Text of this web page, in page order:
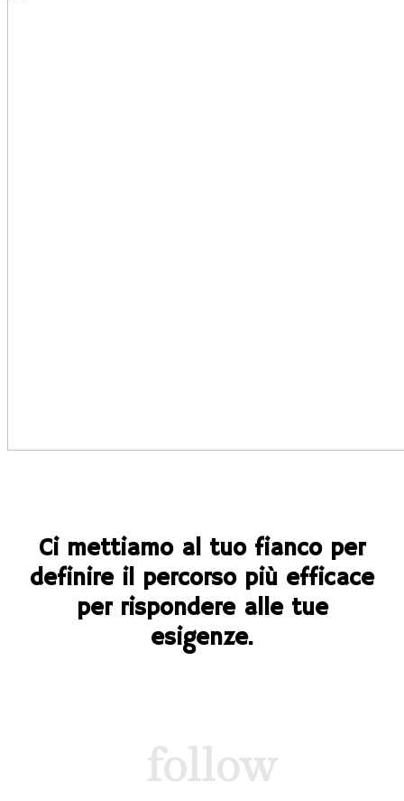
Ci mettiamo al tuo fianco per
definire il percorso più efficace
per rispondere alle tue
esigenze.
follow